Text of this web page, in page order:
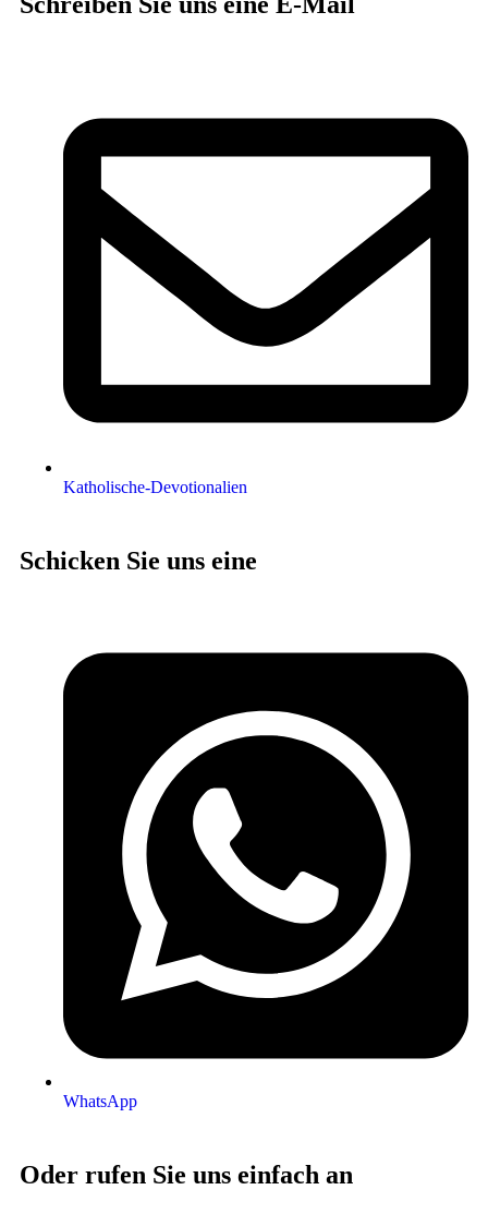
Katholische-Devotionalien
Schicken Sie uns eine
WhatsApp
Oder rufen Sie uns einfach an